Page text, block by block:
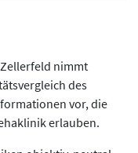
nimmt
des
vor, die
erlauben.